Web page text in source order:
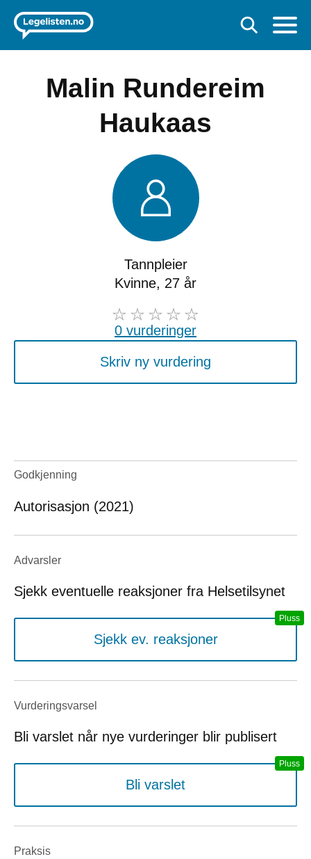
Malin Rundereim
Haukaas
Tannpleier
Kvinne, 27 år
0 vurderinger
Skriv ny vurdering
Godkjenning
Autorisasjon (2021)
Advarsler
Sjekk eventuelle reaksjoner fra Helsetilsynet
Sjekk ev. reaksjoner
Vurderings­varsel
Bli varslet når nye vurderinger blir publisert
Bli varslet
Praksis